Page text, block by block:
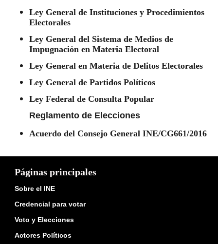
Ley General de Instituciones y Procedimientos
Electorales
Ley General del Sistema de Medios de
Impugnación en Materia Electoral
Ley General en Materia de Delitos Electorales
Ley General de Partidos Políticos
Ley Federal de Consulta Popular
Reglamento de Elecciones
Acuerdo del Consejo General INE/CG661/2016
Páginas principales
Sobre el INE
Credencial para votar
Voto y Elecciones
Actores Políticos